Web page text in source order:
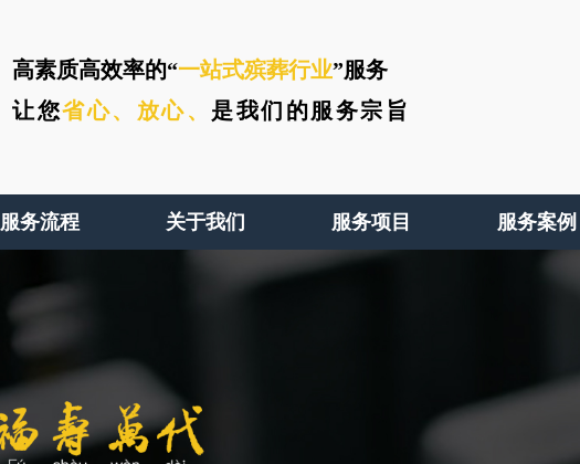
高素质高效率的“一站式殡葬行业”服务
让您省心、 放心、 是我们的服务宗旨
服务流程 关于我们 服务项目 服务案例